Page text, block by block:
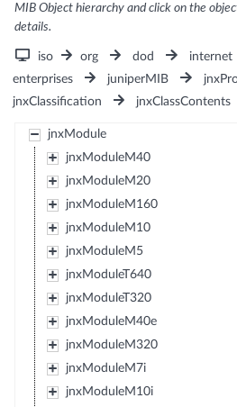
MIB Object hierarchy and click on the
details.
iso org dod internet
enterprises
juniperMIB
jnxClassification
jnxClassContents
jnxModule
jnxModuleM40
jnxModuleM20
jnxModuleM160
jnxModuleM10
jnxModuleM5
jnxModuleT640
jnxModuleT320
jnxModuleM40e
jnxModuleM320
jnxModuleM7i
jnxModuleM10i